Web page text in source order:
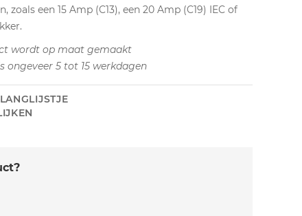
een 15 Amp (C13), een 20 Amp (C19) IEC of
wordt op maat gemaakt
ongeveer 5 tot 15 werkdagen